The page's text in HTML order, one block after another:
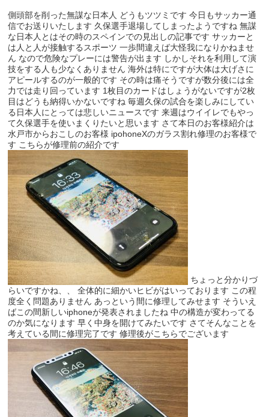
側頭部を削った無謀な日本人 どうもツツミです 今日もサッカー通
信でお送りいたします 久保選手退場してしまったようですね 無謀
な日本人とはその時のスペインでの見出しの記事です サッカーと
は人と人が接触するスポーツ 一歩間違えば大怪我になりかねませ
ん なので危険なプレーには警告が出ます しかしそれを利用して演
技をする人も少なくありません 海外は特にですが大体は大げさに
アピールするのが一般的です その時は痛そうですが数分後には全
力では走り回っています 1枚目のカードはしょうがないですが2枚
目はどうも納得いかないですね 毎週久保の試合を楽しみにしてい
る日本人にとっては悲しいニュースです 来週はウイイレでもやっ
て久保選手を使いまくりたいと思います さて本日のお客様紹介は
水戸市からおこしのお客様 ipohoneXのガラス割れ修理のお客様で
す こちらが修理前の紹介です
ちょっと分かりづ
らいですかね、、 全体的に細かいヒビがはいっております この程
度全く問題ありません あっという間に修理してみせます そういえ
ばこの間新しいiphoneが発表されましたね 中の構造が変わってる
のか気になります 早く中身を開けてみたいです さてそんなことを
考えている間に修理完了です 修理後がこちらでございます